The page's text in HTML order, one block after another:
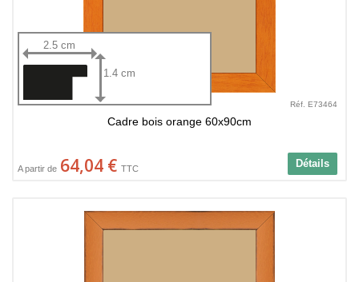
2.5 cm
1.4 cm
Réf. E73464
Cadre bois orange 60x90cm
Détails
A partir de 64,04 € TTC